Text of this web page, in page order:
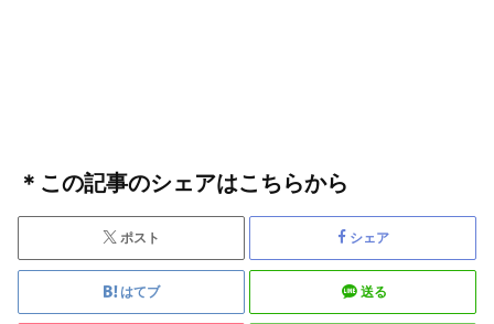
＊この記事のシェアはこちらから
ポスト シェア
はてブ 送る